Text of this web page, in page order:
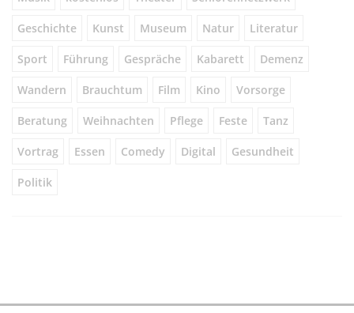
Geschichte Kunst Museum Natur Literatur
Sport Führung Gespräche Kabarett Demenz
Wandern Brauchtum Film Kino Vorsorge
Beratung Weihnachten Pflege Feste Tanz
Vortrag Essen Comedy Digital Gesundheit
Politik